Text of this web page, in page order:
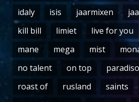
idaly
isis jaarmixen
kill bill
limiet live for you
mane
mega mist
no talent
on top paradiso
roast of
rusland saints